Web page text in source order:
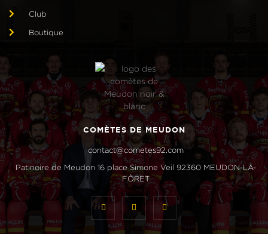
Club
Boutique
COMÈTES DE MEUDON
contact@cometes92.com
Patinoire de Meudon 16 place Simone Veil 92360 MEUDON-LA-
FÔRET